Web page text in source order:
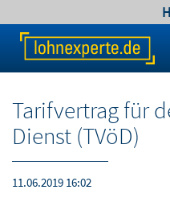
Tarifvertrag für
Dienst (TVöD)
11.06.2019 16:02
TARIFE & LÖSUNGEN
PREIS-RECHNER
TARIFVERGLEICH
KLEINE UND MITTLERE
KLEINE UND
CLASSIC.LOHN
COMFORT.LOHN
COMFORT.BAULOHN
MITTELSTANDS- UND
PREMIUM.LOHN
PREMIUM.SYSTEM
FACHWISSEN
GEHALTSRECHNER
ARBEITGEBERKOSTEN
PFÄNDUNGSRECHNER
ÜBER LOHNEXPERTE
LEISTUNGEN
ABLAUF & VORTEILE
SICHERHEIT & VERTRAUEN